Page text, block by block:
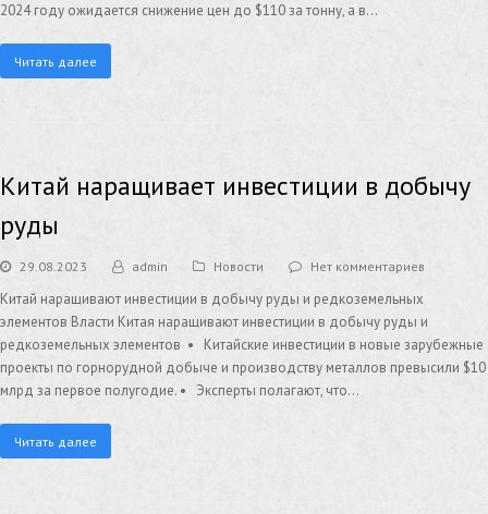
2024 году ожидается снижение цен до $110 за тонну, а в…
Читать далее
Китай наращивает инвестиции в добычу
руды
29.08.2023 admin Новости Нет комментариев
Китай наращивают инвестиции в добычу руды и редкоземельных
элементов Власти Китая наращивают инвестиции в добычу руды и
редкоземельных элементов • Китайские инвестиции в новые зарубежные
проекты по горнорудной добыче и производству металлов превысили $10
млрд за первое полугодие. • Эксперты полагают, что…
Читать далее